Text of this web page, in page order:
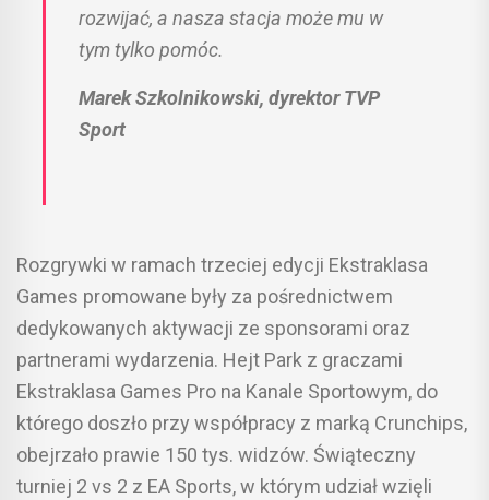
rozwijać, a nasza stacja może mu w
tym tylko pomóc.
Marek Szkolnikowski, dyrektor TVP
Sport
Rozgrywki w ramach trzeciej edycji Ekstraklasa
Games promowane były za pośrednictwem
dedykowanych aktywacji ze sponsorami oraz
partnerami wydarzenia. Hejt Park z graczami
Ekstraklasa Games Pro na Kanale Sportowym, do
którego doszło przy współpracy z marką Crunchips,
obejrzało prawie 150 tys. widzów. Świąteczny
turniej 2 vs 2 z EA Sports, w którym udział wzięli